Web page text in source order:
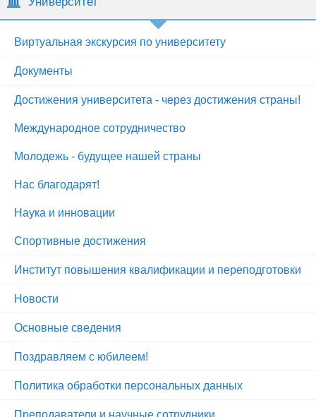
Виртуальная экскурсия по университету
Документы
Достижения университета - через достижения страны!
Международное сотрудничество
Молодежь - будущее нашей страны
Нас благодарят!
Наука и инновации
Спортивные достижения
Институт повышения квалификации и переподготовки
Новости
Основные сведения
Поздравляем с юбилеем!
Политика обработки персональных данных
Преподаватели и научные сотрудники